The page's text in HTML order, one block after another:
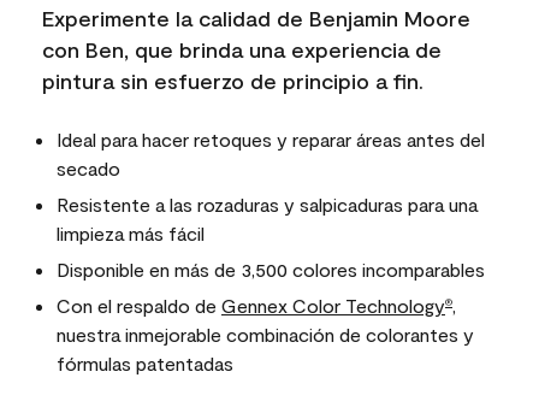
Experimente la calidad de Benjamin Moore
con Ben, que brinda una experiencia de
pintura sin esfuerzo de principio a fin.
Ideal para hacer retoques y reparar áreas antes del
secado
Resistente a las rozaduras y salpicaduras para una
limpieza más fácil
Disponible en más de 3,500 colores incomparables
Con el respaldo de Gennex Color Technology®,
nuestra inmejorable combinación de colorantes y
fórmulas patentadas